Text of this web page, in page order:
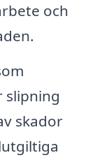
och
slipning
skador